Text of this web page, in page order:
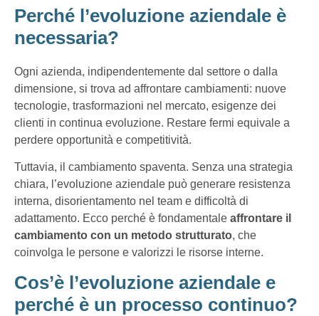
Perché l’evoluzione aziendale è
necessaria?
Ogni azienda, indipendentemente dal settore o dalla
dimensione, si trova ad affrontare cambiamenti: nuove
tecnologie, trasformazioni nel mercato, esigenze dei
clienti in continua evoluzione. Restare fermi equivale a
perdere opportunità e competitività.
Tuttavia, il cambiamento spaventa. Senza una strategia
chiara, l’evoluzione aziendale può generare resistenza
interna, disorientamento nel team e difficoltà di
adattamento. Ecco perché è fondamentale affrontare il
cambiamento con un metodo strutturato, che
coinvolga le persone e valorizzi le risorse interne.
Cos’è l’evoluzione aziendale e
perché è un processo continuo?